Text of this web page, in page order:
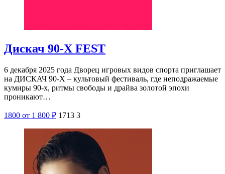
Дискач 90-Х FEST
6 декабря 2025 года Дворец игровых видов спорта приглашает
на ДИСКАЧ 90-Х – культовый фестиваль, где неподражаемые
кумиры 90-х, ритмы свободы и драйва золотой эпохи
проникают…
1800 от 1 800 ₽ 1713 3